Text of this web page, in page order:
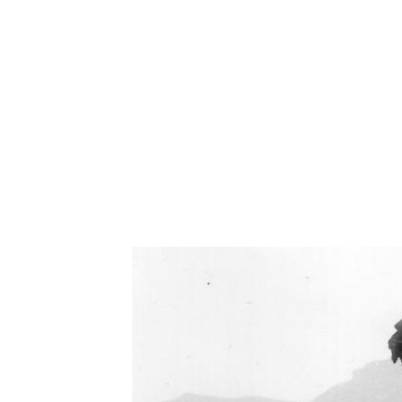
Zorki